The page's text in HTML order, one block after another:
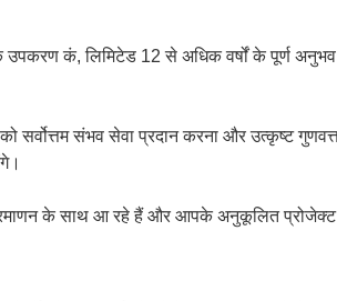
उपकरण कं, लिमिटेड 12 से अधिक वर्षों के पूर्ण
को सर्वोत्तम संभव सेवा प्रदान करना और उत्कृष्ट
के साथ आ रहे हैं और आपके अनुकूलित प्रोजेक्ट